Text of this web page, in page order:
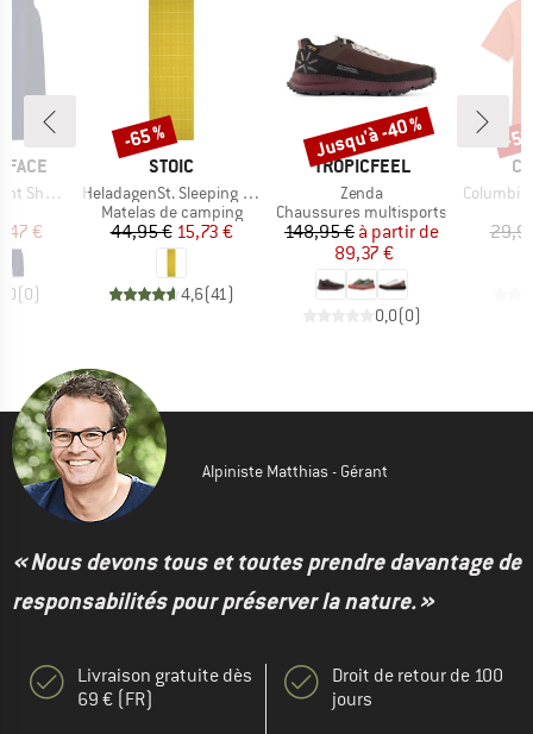
FACE
Shorts
réduit
€
(0)
MARQUE
STOIC
Article
HeladagenSt. Sleeping Mat
Product group
Matelas de camping
Prix
44,95 €Prix réduit
15,73 €
4,6(41)
Remise
-65 %
MARQUE
TROPICFEEL
Article
Zenda
Product group
Chaussures multisports
Prix
148,95 € Prix réduit
à partir de
89,37 €
0,0(0)
Remise
Jusqu'à -40 %
Article
Columbia
-
Alpiniste Matthias - Gérant
« Nous devons tous et toutes prendre davantage de
responsabilités pour préserver la nature. »
Livraison gratuite dès
69 € (FR)
Droit de retour de 100
jours